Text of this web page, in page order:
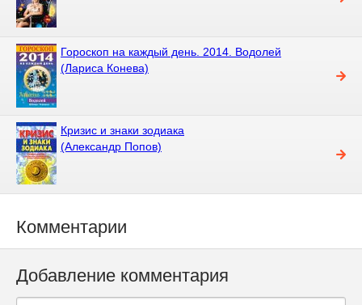
Гороскоп на каждый день. 2014. Водолей
(Лариса Конева)
Кризис и знаки зодиака
(Александр Попов)
Комментарии
Добавление комментария